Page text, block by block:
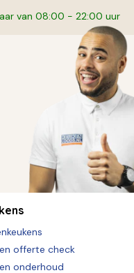
van 08:00 - 22:00 uur
offerte check
onderhoud